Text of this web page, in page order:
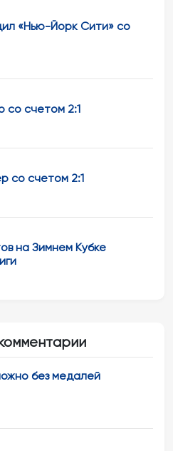
«Нью-Йорк Сити» со
со счетом 2:1
со счетом 2:1
на Зимнем Кубке
без медалей